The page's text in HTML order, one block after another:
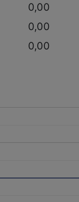
0,00
0,00
0,00